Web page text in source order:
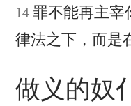
14 罪不能再主宰
律法之下，而是
做义的奴